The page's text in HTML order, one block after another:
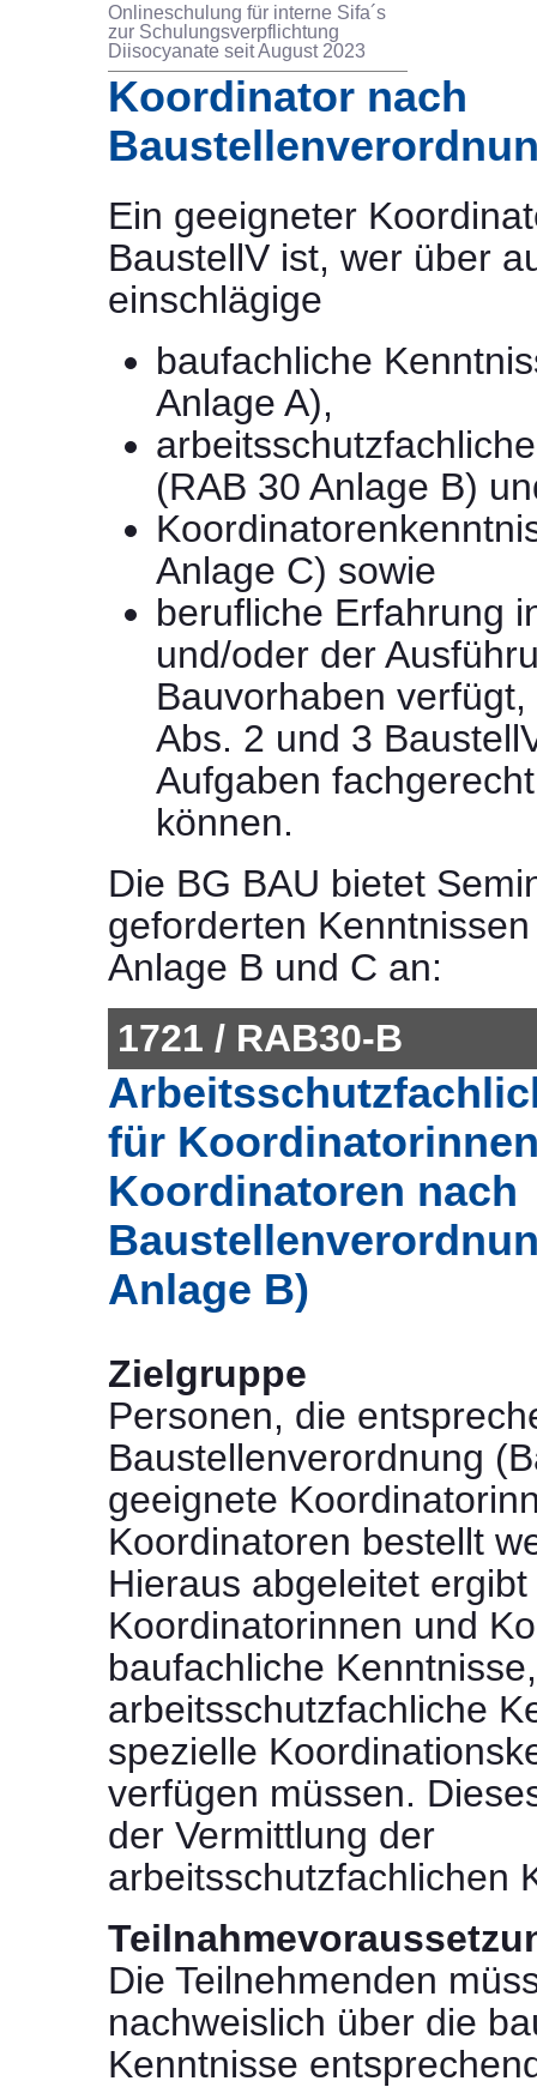
Onlineschulung für interne Sifa´s
zur Schulungsverpflichtung
Diisocyanate seit August 2023
Koordinator nach
Ein geeigneter
BaustellV ist, wer über
einschlägige
baufachliche
Anlage A),
(RAB 30 Anlage B)
Anlage C) sowie
berufliche Erfahrung
und/oder der
Bauvorhaben
Abs. 2 und 3
Aufgaben
können.
Die BG BAU bietet
geforderten
Anlage B und C an:
1721 / RAB30-B
für
Koordinatoren nach
Anlage B)
Zielgruppe
Personen, die
Baustellenverordnung
geeignete
Koordinatoren bestellt
Hieraus abgeleitet
Koordinatorinnen und
baufachliche Kenntnisse,
arbeitsschutzfachliche
spezielle
verfügen müssen.
der Vermittlung der
arbeitsschutzfachlichen
Die Teilnehmenden
nachweislich über die
Kenntnisse